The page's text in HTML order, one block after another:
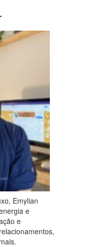
Emylian
e
e